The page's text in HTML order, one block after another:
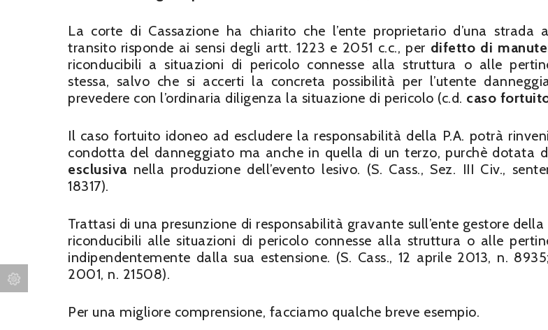
La corte di Cassazione ha chiarito che l’ente proprietario d’una strada
transito risponde ai sensi degli artt. 1223 e 2051 c.c., per difetto di
riconducibili a situazioni di pericolo connesse alla struttura o alle
stessa, salvo che si accerti la concreta possibilità per l’utente
prevedere con l’ordinaria diligenza la situazione di pericolo (c.d. caso
Il caso fortuito idoneo ad escludere la responsabilità della P.A. potrà
condotta del danneggiato ma anche in quella di un terzo, purchè dotata
esclusivanella produzione dell’evento lesivo. (S. Cass., Sez. III Civ.,
18317).
Trattasi di una presunzione di responsabilità gravante sull’ente gestore
riconducibili alle situazioni di pericolo connesse alla struttura o alle
indipendentemente dalla sua estensione. (S. Cass., 12 aprile 2013, n.
2001, n. 21508).
Per una migliore comprensione, facciamo qualche breve esempio.